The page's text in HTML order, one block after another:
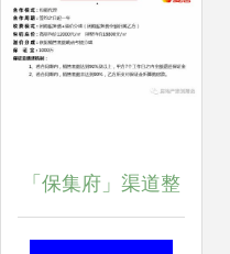
「保集府」渠道整
合营销全链路作战